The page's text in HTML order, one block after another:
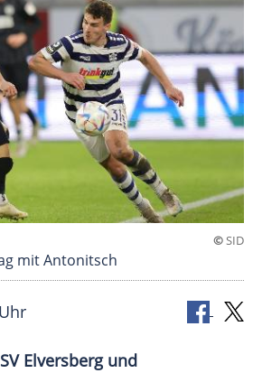
©SID
mit Antonitsch
Elversberg und